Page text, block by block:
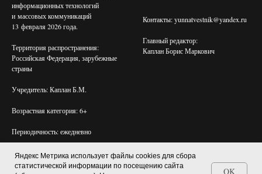
Яндекс Метрика использует файлы cookies для сбора
статистической информации по посещению сайта
OK
информационных технологий
и массовых коммуникаций
13 февраля 2026 года.
Территория распространения:
Российская Федерация, зарубежные
страны
Учредитель: Каплан Б.М.
Возрастная категория: 6+
Периодичность: ежедневно
Контакты: yunnatvestnik@yandex.ru
Главный редактор:
Каплан Борис Маркович